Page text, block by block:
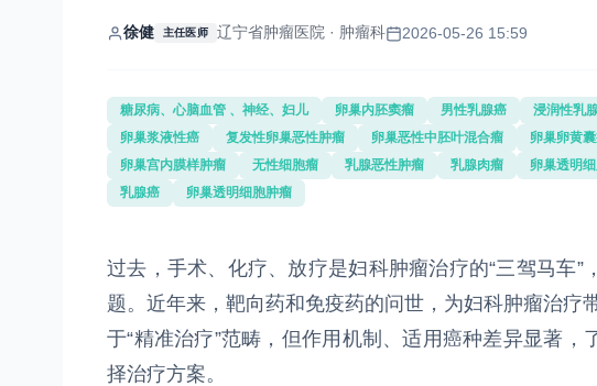
徐健 主任医师 辽宁省肿瘤医院 · 肿瘤科 2026-05-26 15:59
糖尿病、心脑血管 、神经、妇儿 卵巢内胚窦瘤 男性乳腺癌 浸润性乳
卵巢浆液性癌
复发性卵巢恶性肿瘤 卵巢恶性中胚叶混合瘤 卵巢卵黄
卵巢宫内膜样肿瘤
无性细胞瘤 乳腺恶性肿瘤 乳腺肉瘤 卵巢透明
乳腺癌
卵巢透明细胞肿瘤
过去，手术、化疗、放疗是妇科肿瘤治疗的“三驾马车
题。近年来，靶向药和免疫药的问世，为妇科肿瘤治疗
于“精准治疗”范畴，但作用机制、适用癌种差异显著
择治疗方案。